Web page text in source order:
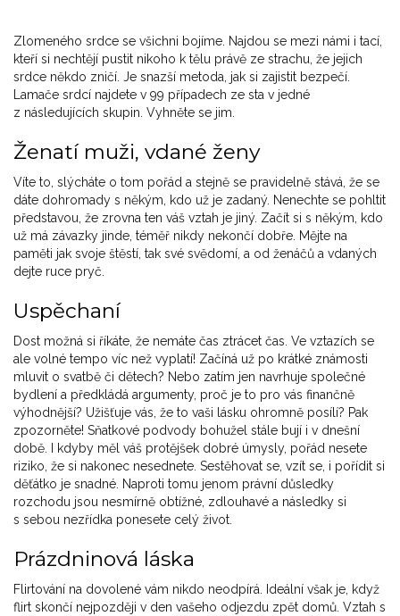
Zlomeného srdce se všichni bojíme. Najdou se mezi námi i tací,
kteří si nechtějí pustit nikoho k tělu právě ze strachu, že jejich
srdce někdo zničí. Je snazší metoda, jak si zajistit bezpečí.
Lamače srdcí najdete v 99 případech ze sta v jedné
z následujících skupin. Vyhněte se jim.
Ženatí muži, vdané ženy
Víte to, slýcháte o tom pořád a stejně se pravidelně stává, že se
dáte dohromady s někým, kdo už je zadaný. Nenechte se pohltit
představou, že zrovna ten váš vztah je jiný. Začít si s někým, kdo
už má závazky jinde, téměř nikdy nekončí dobře. Mějte na
paměti jak svoje štěstí, tak své svědomí, a od ženáčů a vdaných
dejte ruce pryč.
Uspěchaní
Dost možná si říkáte, že nemáte čas ztrácet čas. Ve vztazích se
ale volné tempo víc než vyplatí! Začíná už po krátké známosti
mluvit o svatbě či dětech? Nebo zatím jen navrhuje společné
bydlení a předkládá argumenty, proč je to pro vás finančně
výhodnější? Užišťuje vás, že to vaši lásku ohromně posílí? Pak
zpozorněte! Sňatkové podvody bohužel stále bují i v dnešní
době. I kdyby měl váš protějšek dobré úmysly, pořád nesete
riziko, že si nakonec nesednete. Sestěhovat se, vzít se, i pořídit si
děťátko je snadné. Naproti tomu jenom právní důsledky
rozchodu jsou nesmírně obtížné, zdlouhavé a následky si
s sebou nezřídka ponesete celý život.
Prázdninová láska
Flirtování na dovolené vám nikdo neodpírá. Ideální však je, když
flirt skončí nejpozději v den vašeho odjezdu zpět domů. Vztah s